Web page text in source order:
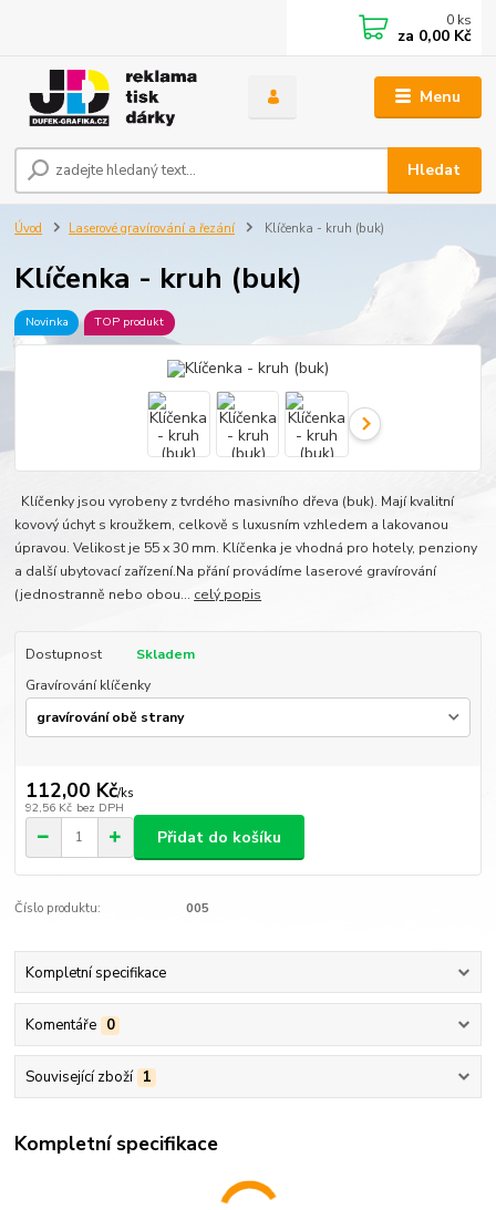
Menu
Hledat
0 ks
za 0,00 Kč
Úvod Laserové gravírování a řezání Klíčenka - kruh (buk)
Klíčenka - kruh (buk)
Novinka TOP produkt
Klíčenky jsou vyrobeny z tvrdého masivního dřeva (buk). Mají kvalitní
kovový úchyt s kroužkem, celkově s luxusním vzhledem a lakovanou
úpravou. Velikost je 55 x 30 mm. Klíčenka je vhodná pro hotely, penziony
a další ubytovací zařízení.Na přání provádíme laserové gravírování
(jednostranně nebo obou... celý popis
Dostupnost
Skladem
Gravírování klíčenky
112,00 Kč/ks
92,56 Kč bez DPH
Přidat do košíku
Číslo produktu: 005
Kompletní specifikace
Komentáře 0
Související zboží 1
Kompletní specifikace